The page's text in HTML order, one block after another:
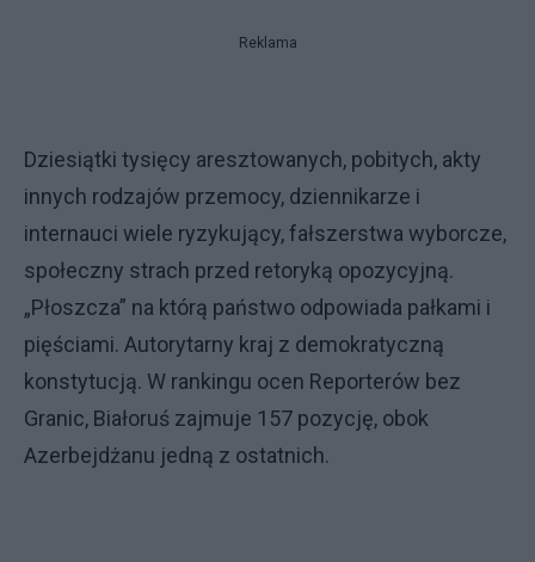
Reklama
Dziesiątki tysięcy aresztowanych, pobitych, akty
innych rodzajów przemocy, dziennikarze i
internauci wiele ryzykujący, fałszerstwa wyborcze,
społeczny strach przed retoryką opozycyjną.
„Płoszcza” na którą państwo odpowiada pałkami i
pięściami. Autorytarny kraj z demokratyczną
konstytucją. W rankingu ocen Reporterów bez
Granic, Białoruś zajmuje 157 pozycję, obok
Azerbejdżanu jedną z ostatnich.